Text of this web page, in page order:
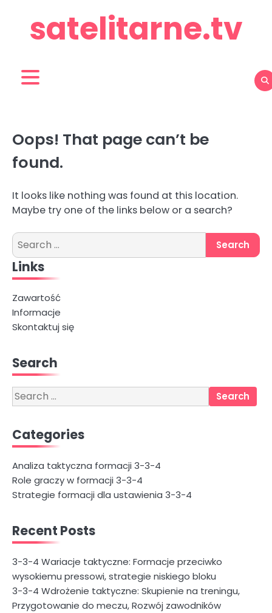
contentsatelitarne.tv
Oops! That page can’t be
found.
It looks like nothing was found at this location.
Maybe try one of the links below or a search?
Search
for:
Links
Zawartość
Informacje
Skontaktuj się
Search
Search
for:
Categories
Analiza taktyczna formacji 3-3-4
Role graczy w formacji 3-3-4
Strategie formacji dla ustawienia 3-3-4
Recent Posts
3-3-4 Wariacje taktyczne: Formacje przeciwko
wysokiemu pressowi, strategie niskiego bloku
3-3-4 Wdrożenie taktyczne: Skupienie na treningu,
Przygotowanie do meczu, Rozwój zawodników